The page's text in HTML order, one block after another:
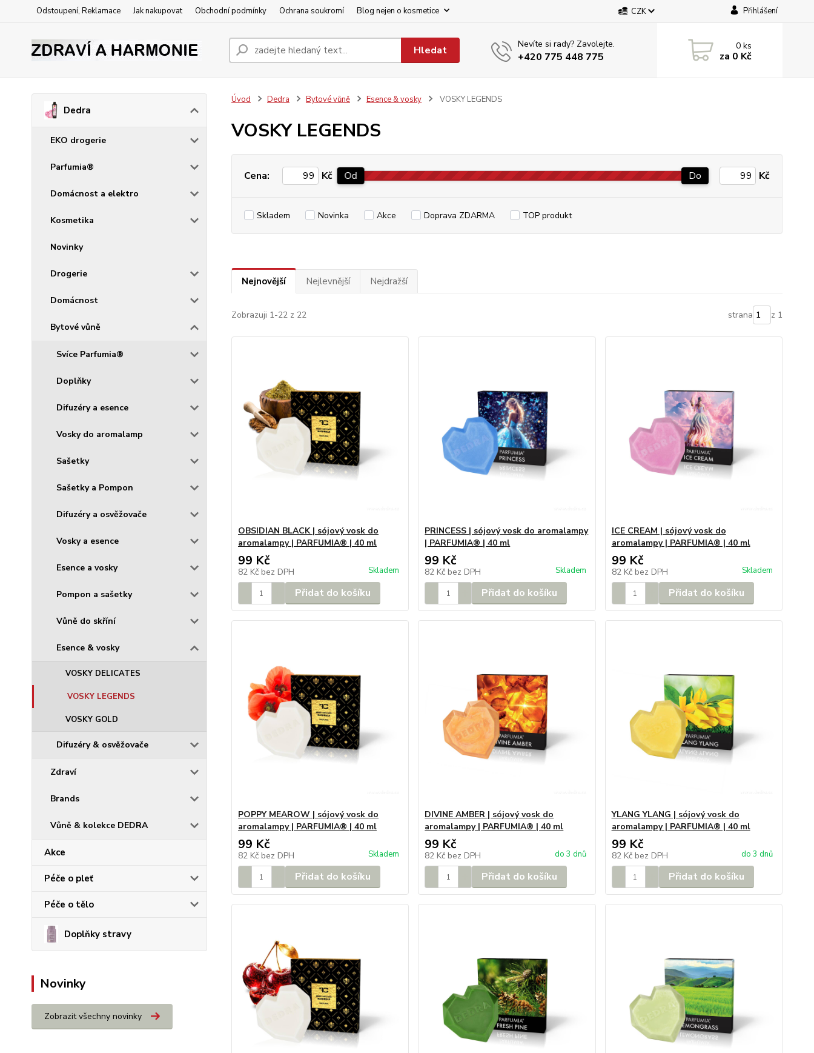
Odstoupení, Reklamace Jak nakupovat Obchodní podmínky Ochrana soukromí Blog nejen o kosmetice CZK Přihlášení
Hledat Nevíte si rady? Zavolejte.
+420 775 448 775
0ks
za 0 Kč
Dedra
EKO drogerie
Parfumia®
Domácnost a elektro
Kosmetika
Novinky
Drogerie
Domácnost
Bytové vůně
Svíce Parfumia®
Doplňky
Difuzéry a esence
Vosky do aromalamp
Sašetky
Sašetky a Pompon
Difuzéry a osvěžovače
Vosky a esence
Esence a vosky
Pompon a sašetky
Vůně do skříní
Esence & vosky
VOSKY DELICATES
VOSKY LEGENDS
VOSKY GOLD
Difuzéry & osvěžovače
Zdraví
Brands
Vůně & kolekce DEDRA
Akce
Péče o pleť
Péče o tělo
Doplňky stravy
Novinky
Zobrazit všechny novinky
Úvod Dedra Bytové vůně Esence & vosky VOSKY LEGENDS
VOSKY LEGENDS
Cena: Kč Od Do Kč
Skladem Novinka Akce Doprava ZDARMA TOP produkt
Nejnovější Nejlevnější Nejdražší
Zobrazuji 1-22 z 22 strana z 1
OBSIDIAN BLACK | sójový vosk do
aromalampy | PARFUMIA® | 40 ml
99 Kč
82 Kč bez DPH Skladem
Přidat do košíku
PRINCESS | sójový vosk do aromalampy
| PARFUMIA® | 40 ml
99 Kč
82 Kč bez DPH Skladem
Přidat do košíku
ICE CREAM | sójový vosk do
aromalampy | PARFUMIA® | 40 ml
99 Kč
82 Kč bez DPH Skladem
Přidat do košíku
POPPY MEAROW | sójový vosk do
aromalampy | PARFUMIA® | 40 ml
99 Kč
82 Kč bez DPH Skladem
Přidat do košíku
DIVINE AMBER | sójový vosk do
aromalampy | PARFUMIA® | 40 ml
99 Kč
82 Kč bez DPH do 3 dnů
Přidat do košíku
YLANG YLANG | sójový vosk do
aromalampy | PARFUMIA® | 40 ml
99 Kč
82 Kč bez DPH do 3 dnů
Přidat do košíku